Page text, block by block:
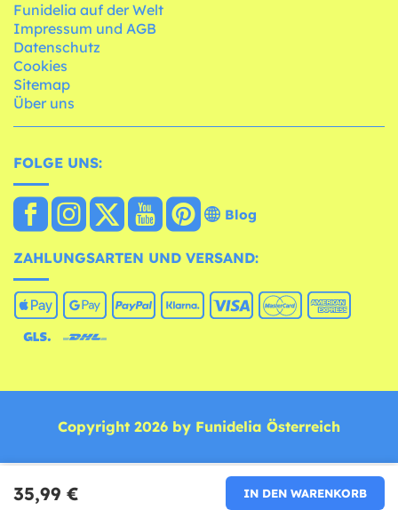
35,99 € IN DEN WARENKORB
Funidelia auf der Welt
Impressum und AGB
Datenschutz
Cookies
Sitemap
Über uns
FOLGE UNS:
Blog
ZAHLUNGSARTEN UND VERSAND:
Copyright 2026 by Funidelia Österreich